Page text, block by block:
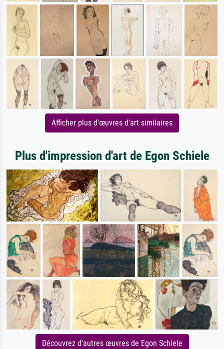
Afficher plus d'œuvres d'art similaires
Plus d'impression d'art de Egon Schiele
Découvrez d'autres œuvres de Egon Schiele